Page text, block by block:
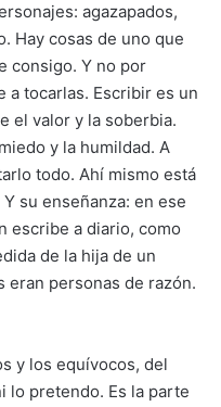
agazapados,
Hay cosas de uno que
consigo. Y no por
a tocarlas. Escribir es un
el valor y la soberbia.
y la humildad. A
todo. Ahí mismo está
su enseñanza: en ese
escribe a diario, como
de la hija de un
eran personas de razón.
y los equívocos, del
lo pretendo. Es la parte